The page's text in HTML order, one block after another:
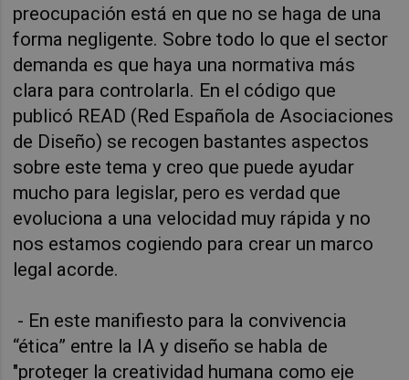
preocupación está en que no se haga de una
forma negligente. Sobre todo lo que el sector
demanda es que haya una normativa más
clara para controlarla. En el código que
publicó READ (Red Española de Asociaciones
de Diseño) se recogen bastantes aspectos
sobre este tema y creo que puede ayudar
mucho para legislar, pero es verdad que
evoluciona a una velocidad muy rápida y no
nos estamos cogiendo para crear un marco
legal acorde.
- En este manifiesto para la convivencia
“ética” entre la IA y diseño se habla de
"proteger la creatividad humana como eje